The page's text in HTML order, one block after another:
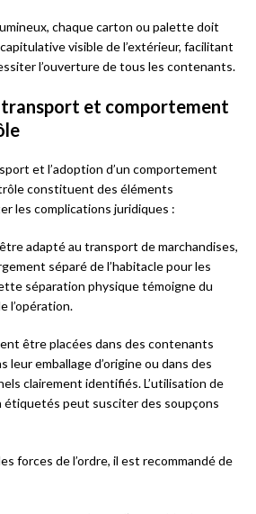
chaque carton ou palette doit
visible de l’extérieur, facilitant
l’ouverture de tous les contenants.
transport et comportement
et l’adoption d’un comportement
constituent des éléments
les complications juridiques :
adapté au transport de marchandises,
séparé de l’habitacle pour les
séparation physique témoigne du
l’opération.
être placées dans des contenants
leur emballage d’origine ou dans des
clairement identifiés. L’utilisation de
étiquetés peut susciter des soupçons
forces de l’ordre, il est recommandé de